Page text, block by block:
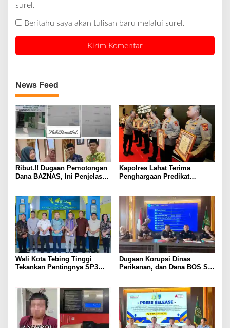
surel.
Beritahu saya akan tulisan baru melalui surel.
News Feed
Ribut.!! Dugaan Pemotongan
Dana BAZNAS, Ini Penjelasan
Kapolres Lahat Terima
Penghargaan Predikat
Wali Kota Tebing Tinggi
Tekankan Pentingnya SP3
Dugaan Korupsi Dinas
Perikanan, dan Dana BOS SD